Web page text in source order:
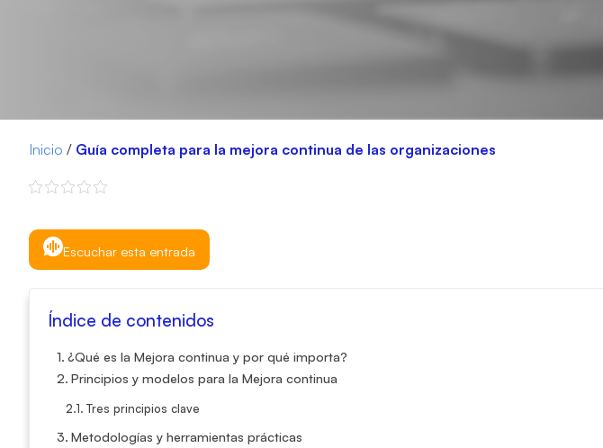
Inicio / Guía completa para la mejora continua de las organizaciones
Escuchar esta entrada
Índice de contenidos
¿Qué es la Mejora continua y por qué importa?
Principios y modelos para la Mejora continua
Tres principios clave
Metodologías y herramientas prácticas